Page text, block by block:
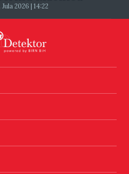
2026 | 14:22